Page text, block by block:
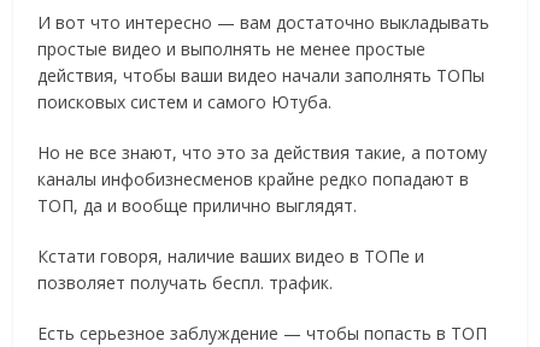
И вот что интересно — вам достаточно выкладывать
простые видео и выполнять не менее простые
действия, чтобы ваши видео начали заполнять ТОПы
поисковых систем и самого Ютуба.
Но не все знают, что это за действия такие, а потому
каналы инфобизнесменов крайне редко попадают в
ТОП, да и вообще прилично выглядят.
Кстати говоря, наличие ваших видео в ТОПе и
позволяет получать беспл. трафик.
Есть серьезное заблуждение — чтобы попасть в ТОП